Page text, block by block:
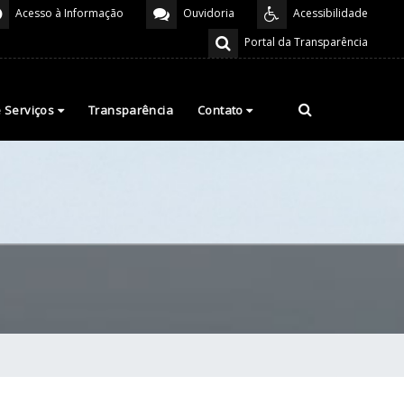
Acessibilidade
Ouvidoria
Acesso à Informação
Portal da Transparência
Serviços Transparência Contato